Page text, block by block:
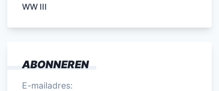
WW III
ABONNEREN
E-mailadres: